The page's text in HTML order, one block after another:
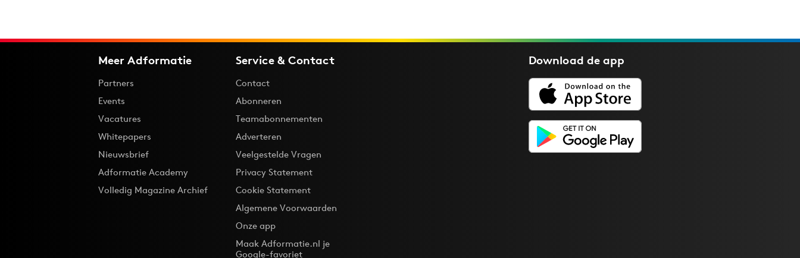
Meer Adformatie
Partners
Events
Vacatures
Whitepapers
Nieuwsbrief
Adformatie Academy
Volledig Magazine Archief
Service & Contact
Contact
Abonneren
Teamabonnementen
Adverteren
Veelgestelde Vragen
Privacy Statement
Cookie Statement
Algemene Voorwaarden
Onze app
Maak Adformatie.nl je
Google-favoriet
Download deapp